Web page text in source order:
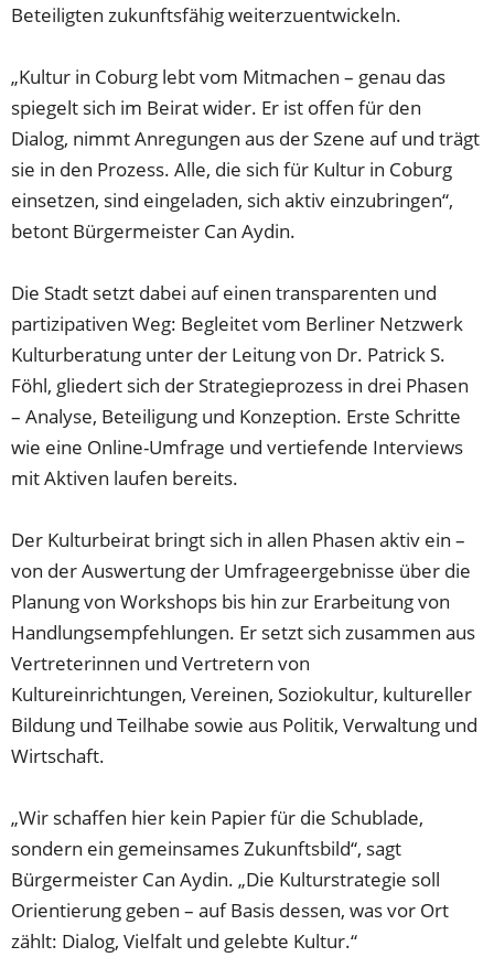
Beteiligten zukunftsfähig weiterzuentwickeln.
„Kultur in Coburg lebt vom Mitmachen – genau das
spiegelt sich im Beirat wider. Er ist offen für den
Dialog, nimmt Anregungen aus der Szene auf und trägt
sie in den Prozess. Alle, die sich für Kultur in Coburg
einsetzen, sind eingeladen, sich aktiv einzubringen“,
betont Bürgermeister Can Aydin.
Die Stadt setzt dabei auf einen transparenten und
partizipativen Weg: Begleitet vom Berliner Netzwerk
Kulturberatung unter der Leitung von Dr. Patrick S.
Föhl, gliedert sich der Strategieprozess in drei Phasen
– Analyse, Beteiligung und Konzeption. Erste Schritte
wie eine Online-Umfrage und vertiefende Interviews
mit Aktiven laufen bereits.
Der Kulturbeirat bringt sich in allen Phasen aktiv ein –
von der Auswertung der Umfrageergebnisse über die
Planung von Workshops bis hin zur Erarbeitung von
Handlungsempfehlungen. Er setzt sich zusammen aus
Vertreterinnen und Vertretern von
Kultureinrichtungen, Vereinen, Soziokultur, kultureller
Bildung und Teilhabe sowie aus Politik, Verwaltung und
Wirtschaft.
„Wir schaffen hier kein Papier für die Schublade,
sondern ein gemeinsames Zukunftsbild“, sagt
Bürgermeister Can Aydin. „Die Kulturstrategie soll
Orientierung geben – auf Basis dessen, was vor Ort
zählt: Dialog, Vielfalt und gelebte Kultur.“